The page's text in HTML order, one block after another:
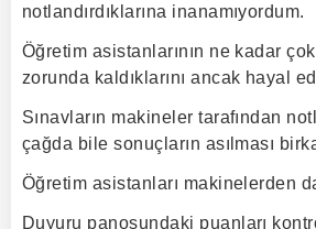
notlandırdıklarına inanamıyordum.
Öğretim asistanlarının ne kadar
zorunda kaldıklarını ancak hayal
Sınavların makineler tarafından
çağda bile sonuçların asılması
Öğretim asistanları makinelerden
Duyuru panosundaki puanları